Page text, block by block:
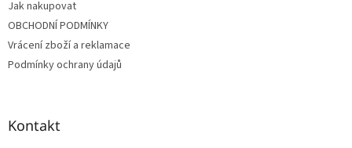
Jak nakupovat
OBCHODNÍ PODMÍNKY
Vrácení zboží a reklamace
Podmínky ochrany údajů
Kontakt